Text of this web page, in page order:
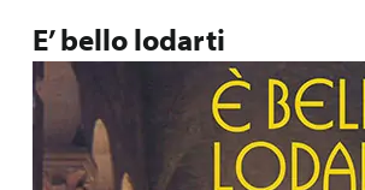
E’ bello lodarti